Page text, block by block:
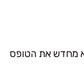
מחדש את הטופס